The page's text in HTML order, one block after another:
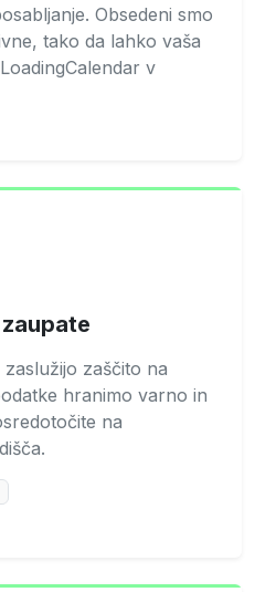
Obsedeni smo
tako da lahko vaša
v
zaščito na
hranimo varno in
na